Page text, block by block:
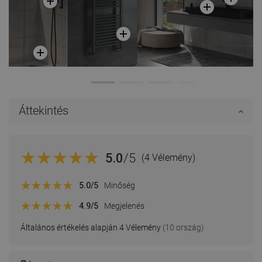
Áttekintés
5.0/5 (4 Vélemény)
Általános értékelés alapján 4 Vélemény (10 ország)
5.0/5 Minőség
4.9/5 Megjelenés